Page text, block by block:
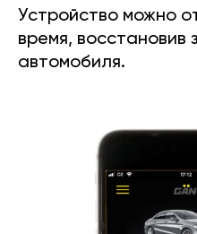
Устройство можно
время, восстановив
автомобиля.